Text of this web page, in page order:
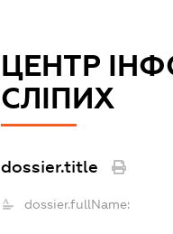
ЦЕНТР
СЛІПИХ
dossier.title
dossier.fullName: